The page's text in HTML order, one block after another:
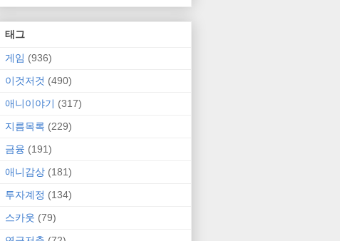
태그
게임 (936)
이것저것 (490)
애니이야기 (317)
지름목록 (229)
금융 (191)
애니감상 (181)
투자계정 (134)
스카웃 (79)